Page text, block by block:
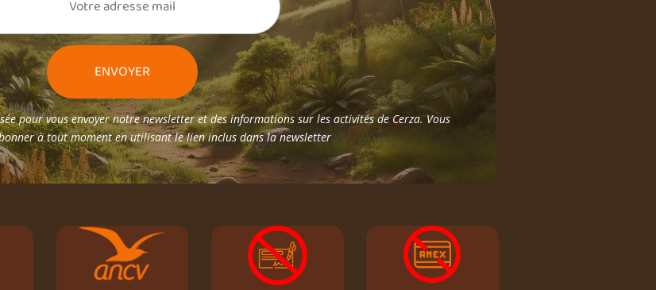
pour vous envoyer notre newsletter et des informations sur les activités de Cerza. Vous
à tout moment en utilisant le lien inclus dans la newsletter